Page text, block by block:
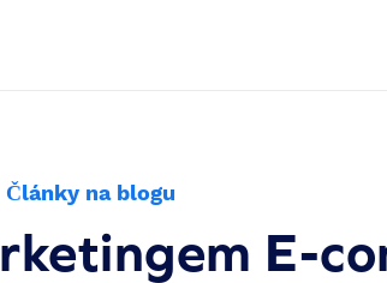
Články na blogu
E-